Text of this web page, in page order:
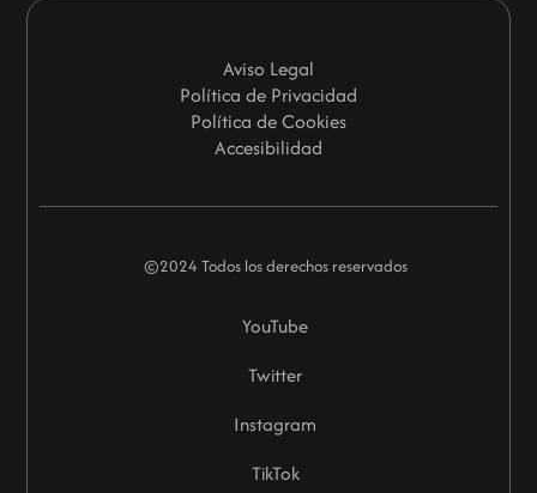
Aviso Legal
Política de Privacidad
Política de Cookies
Accesibilidad
©2024 Todos los derechos reservados
YouTube
Twitter
Instagram
TikTok